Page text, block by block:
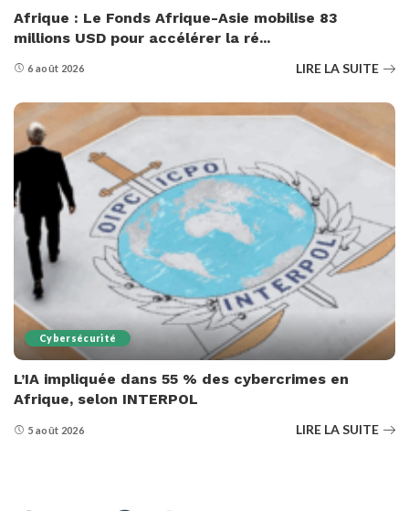
Afrique : Le Fonds Afrique-Asie mobilise 83
millions USD pour accélérer la ré...
6 août 2026 LIRE LA SUITE
Cybersécurité
L’IA impliquée dans 55 % des cybercrimes en
Afrique, selon INTERPOL
5 août 2026 LIRE LA SUITE